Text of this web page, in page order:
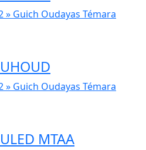
Guich Oudayas Témara
Guich Oudayas Témara
MTAA